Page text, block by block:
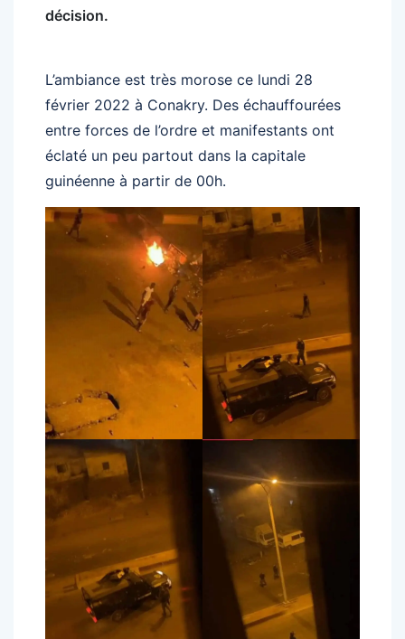
décision.
L’ambiance est très morose ce lundi 28
février 2022 à Conakry. Des échauffourées
entre forces de l’ordre et manifestants ont
éclaté un peu partout dans la capitale
guinéenne à partir de 00h.